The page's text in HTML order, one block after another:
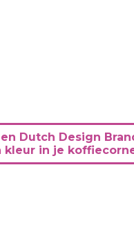
en Dutch Design
kleur in je